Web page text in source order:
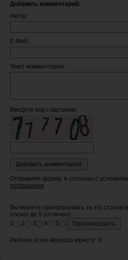
Добавить комментарий:
Автор:
E-Mail:
Текст комментария:
Введите код c картинки:
Отправляя форму, я согласен с
соглашения
Вы можете проголосовать за эту статью
плохо) до 5 (отлично)
1
2 3 4 5
Рейтинг этого вопроса юристу: 0